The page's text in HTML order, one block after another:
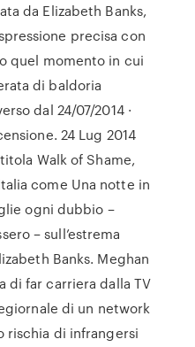
da Elizabeth Banks,
precisa con
quel momento in cui
di baldoria
dal 24/07/2014 ·
24 Lug 2014
Walk of Shame,
come Una notte in
ogni dubbio –
– sull’estrema
Banks. Meghan
di far carriera dalla TV
di un network
rischia di infrangersi